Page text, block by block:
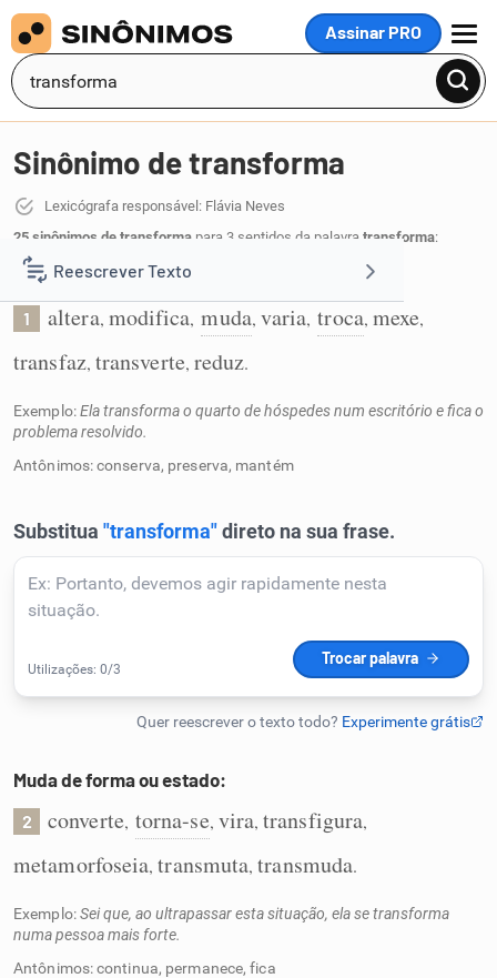
Assinar PRO
MENU
Reescrever Texto
Resumir Texto
Detector de IA
Humanizador de IA
Caça-palavras
Sinônimo de transforma
Lexicógrafa responsável: Flávia Neves
25 sinônimos de transforma para 3 sentidos da palavra transforma:
Altera ou modifica:
1 altera, modifica, muda, varia, troca, mexe,
transfaz, transverte, reduz.
Exemplo:Ela transforma o quarto de hóspedes num escritório e fica o
problema resolvido.
Antônimos: conserva, preserva, mantém
Muda de forma ou estado:
2 converte, torna-se, vira,transfigura,
metamorfoseia,transmuta,transmuda.
Exemplo:Sei que, ao ultrapassar esta situação, ela se transforma
numa pessoa mais forte.
Antônimos: continua, permanece, fica